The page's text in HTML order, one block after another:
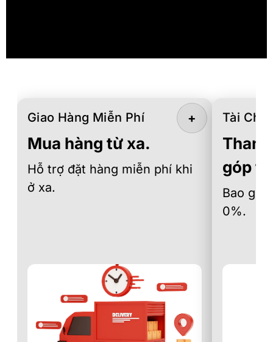
Giao Hàng Miễn Phí
Mua hàng từ xa.
Hỗ trợ đặt hàng miễn phí khi
ở xa.
+ Tài
góp
Bao
0%.